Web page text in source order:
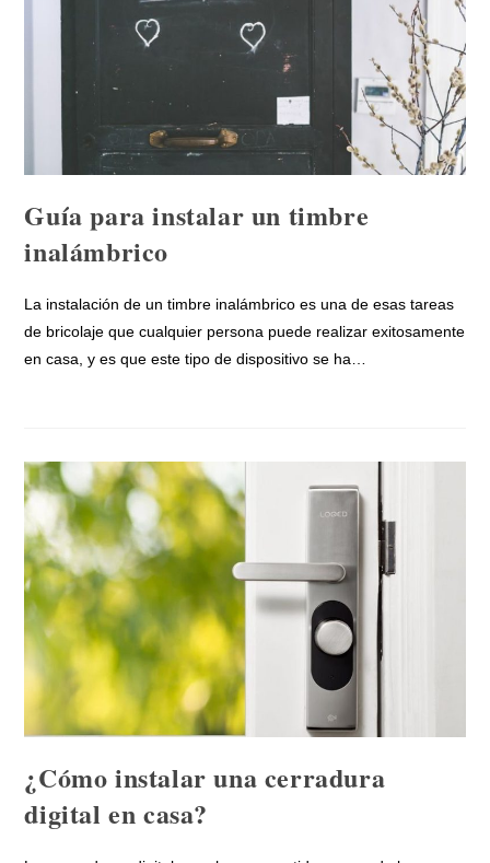
Guía para instalar un timbre
inalámbrico
La instalación de un timbre inalámbrico es una de esas tareas
de bricolaje que cualquier persona puede realizar exitosamente
en casa, y es que este tipo de dispositivo se ha…
¿Cómo instalar una cerradura
digital en casa?